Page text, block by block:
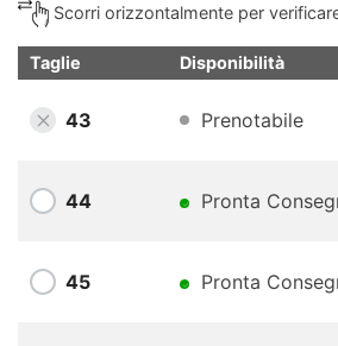
Scorri orizzontalmente per
Taglie Disponibilità
43 Prenotabile
44 Pronta
45 Pronta